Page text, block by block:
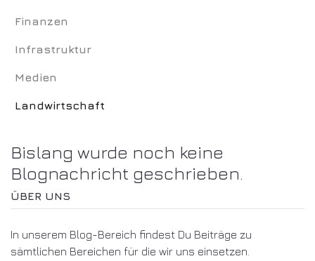
Finanzen
Infrastruktur
Medien
Landwirtschaft
Bislang wurde noch keine
Blognachricht geschrieben.
ÜBER UNS
In unserem Blog-Bereich findest Du Beiträge zu
sämtlichen Bereichen für die wir uns einsetzen.